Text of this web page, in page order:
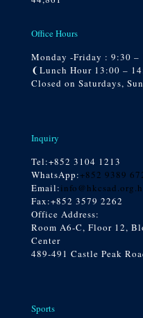
Office Hours
Monday -Friday : 9:30 –
❨Lunch Hour 13:00 –
Closed on Saturdays,
Inquiry
Tel:+852 3104 1213
WhatsApp:+852 9389
Email:
Fax:+852 3579 2262
Office Address:
Room A6-C, Floor 12,
Center
489-491 Castle Peak
Sports